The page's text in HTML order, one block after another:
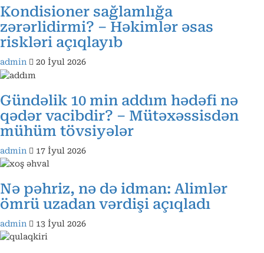
Kondisioner sağlamlığa
zərərlidirmi? – Həkimlər əsas
riskləri açıqlayıb
admin 20 İyul 2026
Gündəlik 10 min addım hədəfi nə
qədər vacibdir? – Mütəxəssisdən
mühüm tövsiyələr
admin 17 İyul 2026
Nə pəhriz, nə də idman: Alimlər
ömrü uzadan vərdişi açıqladı
admin 13 İyul 2026